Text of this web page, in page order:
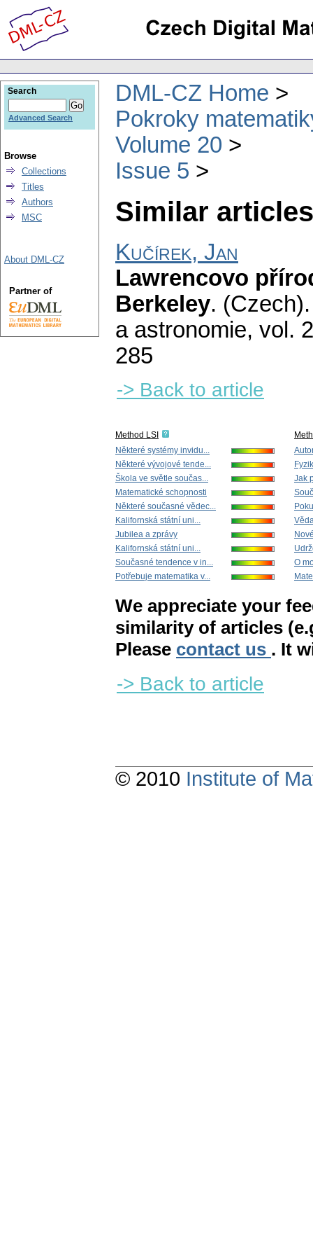
DML-CZ Home
Pokroky
Volume 20
Issue 5
Similar
Kučírek, Jan
Lawrencovo
Berkeley. (Czech).
a astronomie, vol.
285
-> Back to article
Method LSI
Některé systémy invidu...
Některé vývojové tende...
Škola ve světle součas...
Matematické schopnosti
Některé současné vědec...
Kalifornská státní uni...
Jubilea a zprávy
Kalifornská státní uni...
Současné tendence v in...
Potřebuje matematika v...
Jak
O
We appreciate your
similarity of articles
Please contact us . It
-> Back to article
Search
Advanced Search
Browse
Collections
Titles
Authors
MSC
About DML-CZ
Partner of
© 2010 Institute of